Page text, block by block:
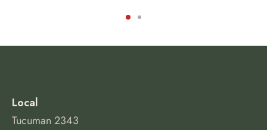
Local
Tucuman 2343